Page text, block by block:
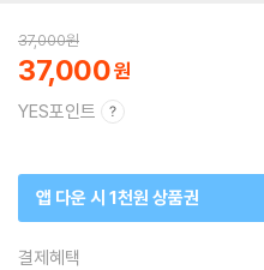
37,000원
37,000
YES포인트
앱 다운 시 1천원 상품권
결제혜택